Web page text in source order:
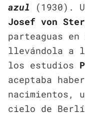
azul (1930).
Josef von
parteaguas
llevándola a
los estudios
aceptaba
nacimientos,
cielo de